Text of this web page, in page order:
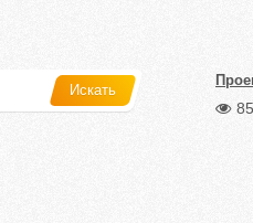
Искать